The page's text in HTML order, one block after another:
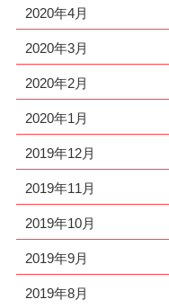
2020年4月
2020年3月
2020年2月
2020年1月
2019年12月
2019年11月
2019年10月
2019年9月
2019年8月